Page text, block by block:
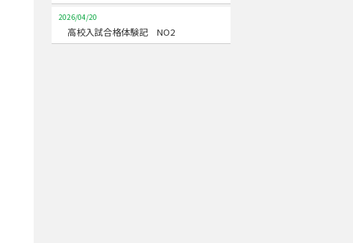
2026/04/20
高校入試合格体験記 NO2